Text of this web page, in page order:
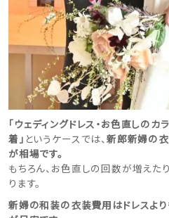
「ウェディングドレス・お色直しのカ
着」 というケースでは、 新郎新婦の
が相場です。
もちろん、お色直しの回数が増え
ります。
新婦の和装の衣装費用はドレスよ